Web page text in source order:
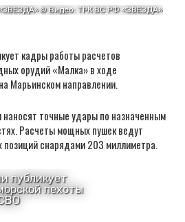
кадры работы расчетов
орудий «Малка» в ходе
Марьинском направлении.
наносят точные удары по назначенным
Расчеты мощных пушек ведут
позиций снарядами 203 миллиметра.